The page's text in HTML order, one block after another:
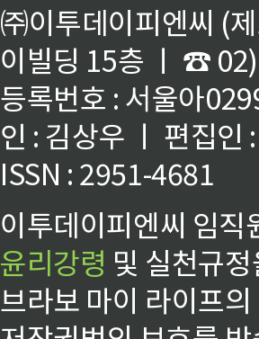
㈜이투데이피엔씨 (
이빌딩 15층 ㅣ ☎
등록번호 : 서울아
인 : 김상우 ㅣ 편집인
ISSN : 2951-4681
이투데이피엔씨 임
윤리강령 및 실천규
브라보 마이 라이프